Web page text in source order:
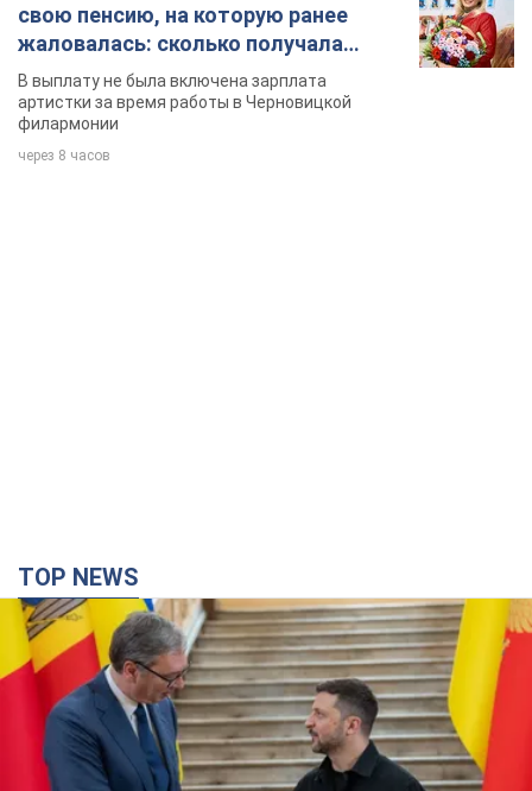
свою пенсию, на которую ранее
жаловалась: сколько получала
певица
В выплату не была включена зарплата
артистки за время работы в Черновицкой
филармонии
через 8 часов
TOP NEWS